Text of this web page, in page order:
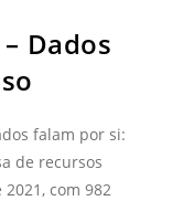
Dados
falam por si:
de recursos
com 982